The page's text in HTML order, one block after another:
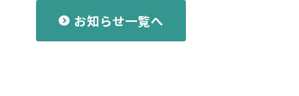
お知らせ一覧へ